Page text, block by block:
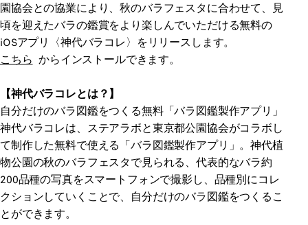
園協会との協業により、秋のバラフェスタに合わせて、見
頃を迎えたバラの鑑賞をより楽しんでいただける無料の
iOSアプリ〈神代バラコレ〉をリリースします。
こちら からインストールできます。
【神代バラコレとは？】
自分だけのバラ図鑑をつくる無料「バラ図鑑製作アプリ」
神代バラコレは、ステアラボと東京都公園協会がコラボし
て制作した無料で使える「バラ図鑑製作アプリ」。神代植
物公園の秋のバラフェスタで見られる、代表的なバラ約
200品種の写真をスマートフォンで撮影し、品種別にコレ
クションしていくことで、自分だけのバラ図鑑をつくるこ
とができます。